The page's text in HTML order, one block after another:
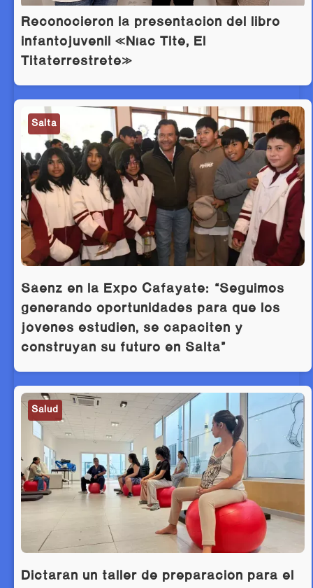
Reconocieron la presentación del libro
infantojuvenil «Níac Tité, El
Titaterrestreté»
Salta
Sáenz en la Expo Cafayate: “Seguimos
generando oportunidades para que los
jóvenes estudien, se capaciten y
construyan su futuro en Salta”
Salud
Dictarán un taller de preparación para el